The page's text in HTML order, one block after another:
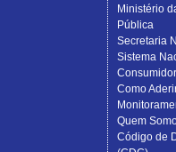
Ministério
Pública
Secretaria
Sistema
Consumidor
Como
Quem
Código de